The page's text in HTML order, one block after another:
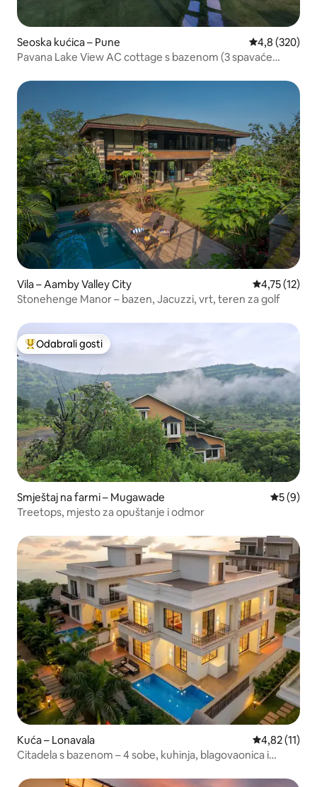
Seoska kućica – Pune Prosječna
4,8 (320)
Pavana Lake View AC cottage s bazenom (3 spavaće
Vila – Aamby Valley City Prosječna
4,75 (12)
Stonehenge Manor – bazen, Jacuzzi, vrt, teren za golf
Među najviše rangiranima s oznakom „Odabrali gosti”
Odabrali gosti
Smještaj na farmi – Mugawade
5 (9)
Treetops, mjesto za opuštanje i odmor
Kuća – Lonavala Prosječna
4,82 (11)
Citadela s bazenom – 4 sobe, kuhinja, blagovaonica i